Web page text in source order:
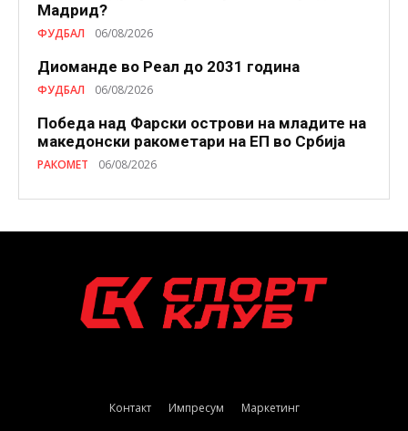
Мадрид?
ФУДБАЛ 06/08/2026
Диоманде во Реал до 2031 година
ФУДБАЛ 06/08/2026
Победа над Фарски острови на младите на
македонски ракометари на ЕП во Србија
РАКОМЕТ 06/08/2026
Контакт Импресум Маркетинг